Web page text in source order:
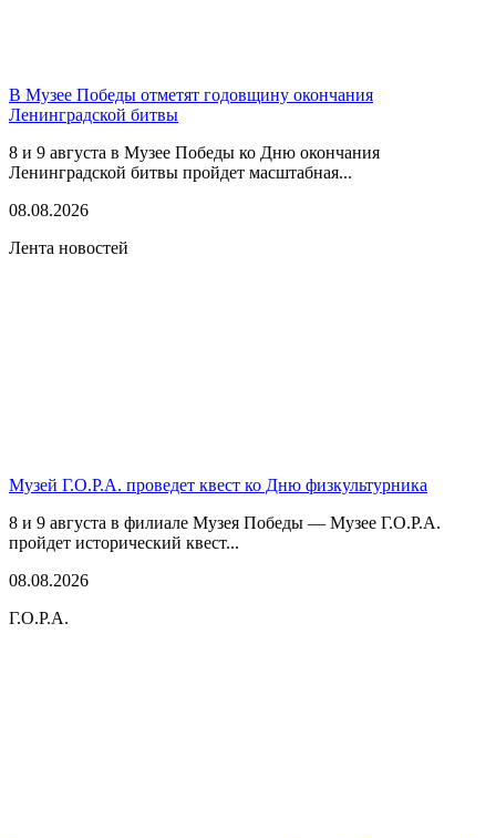
В Музее Победы отметят годовщину окончания
Ленинградской битвы
8 и 9 августа в Музее Победы ко Дню окончания
Ленинградской битвы пройдет масштабная...
08.08.2026
Лента новостей
Музей Г.О.Р.А. проведет квест ко Дню физкультурника
8 и 9 августа в филиале Музея Победы — Музее Г.О.Р.А.
пройдет исторический квест...
08.08.2026
Г.О.Р.А.